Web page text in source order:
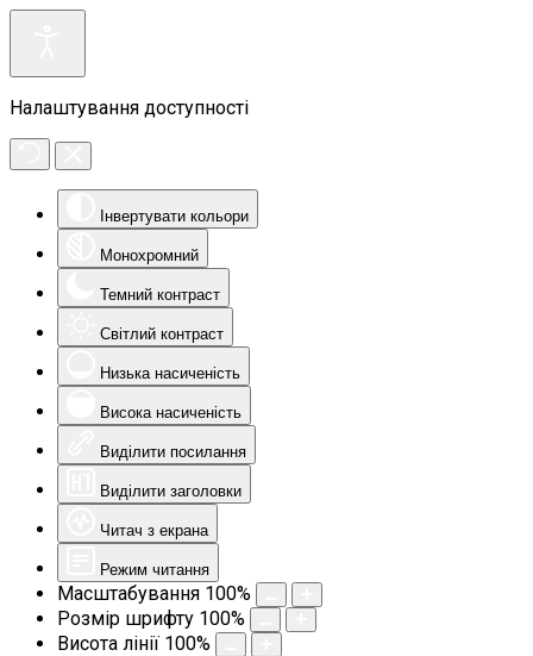
Налаштування доступності
Інвертувати кольори
Монохромний
Темний контраст
Світлий контраст
Низька насиченість
Висока насиченість
Виділити посилання
Виділити заголовки
Читач з екрана
Режим читання
Масштабування 100%
Розмір шрифту 100%
Висота лінії 100%